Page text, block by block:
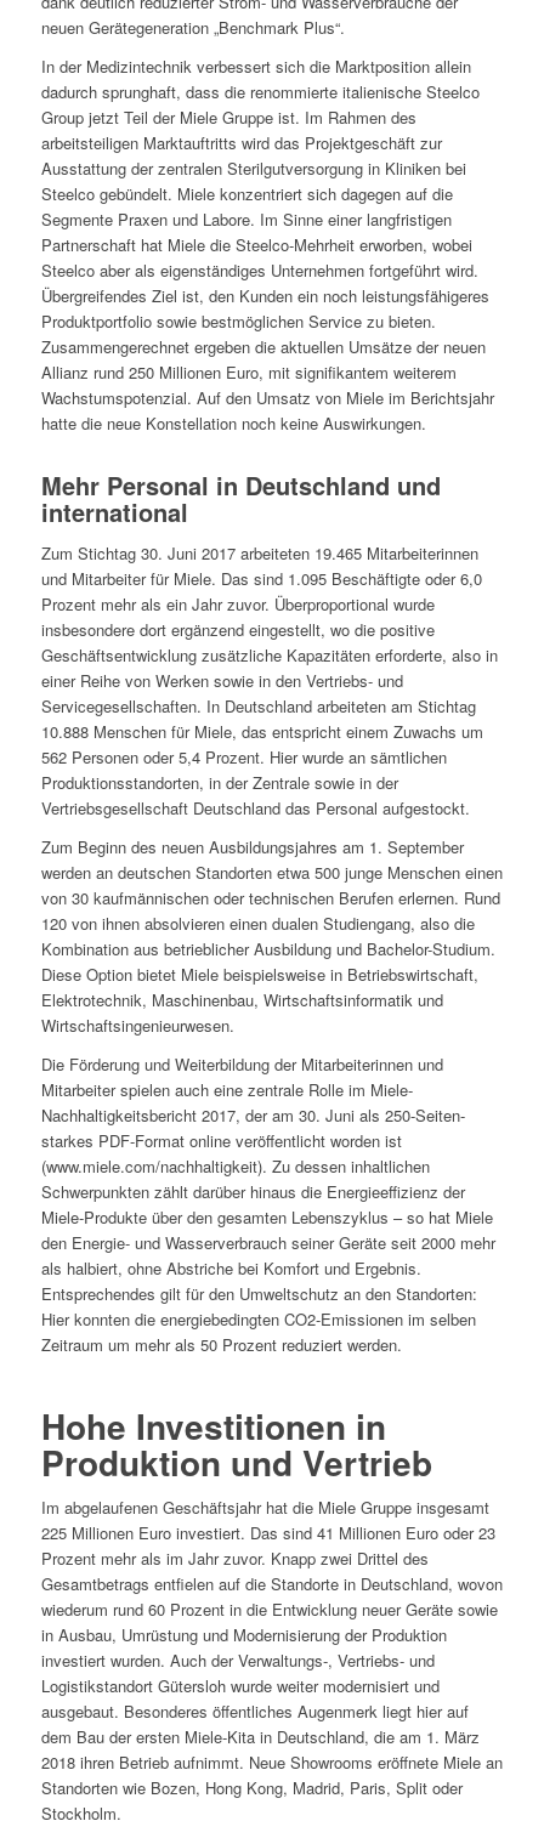
neuen Gerätegeneration „Benchmark Plus“.
In der Medizintechnik verbessert sich die Marktposition allein
dadurch sprunghaft, dass die renommierte italienische Steelco
Group jetzt Teil der Miele Gruppe ist. Im Rahmen des
arbeitsteiligen Marktauftritts wird das Projektgeschäft zur
Ausstattung der zentralen Sterilgutversorgung in Kliniken bei
Steelco gebündelt. Miele konzentriert sich dagegen auf die
Segmente Praxen und Labore. Im Sinne einer langfristigen
Partnerschaft hat Miele die Steelco-Mehrheit erworben, wobei
Steelco aber als eigenständiges Unternehmen fortgeführt wird.
Übergreifendes Ziel ist, den Kunden ein noch leistungsfähigeres
Produktportfolio sowie bestmöglichen Service zu bieten.
Zusammengerechnet ergeben die aktuellen Umsätze der neuen
Allianz rund 250 Millionen Euro, mit signifikantem weiterem
Wachstumspotenzial. Auf den Umsatz von Miele im Berichtsjahr
hatte die neue Konstellation noch keine Auswirkungen.
Mehr Personal in Deutschland und
international
Zum Stichtag 30. Juni 2017 arbeiteten 19.465 Mitarbeiterinnen
und Mitarbeiter für Miele. Das sind 1.095 Beschäftigte oder 6,0
Prozent mehr als ein Jahr zuvor. Überproportional wurde
insbesondere dort ergänzend eingestellt, wo die positive
Geschäftsentwicklung zusätzliche Kapazitäten erforderte, also in
einer Reihe von Werken sowie in den Vertriebs- und
Servicegesellschaften. In Deutschland arbeiteten am Stichtag
10.888 Menschen für Miele, das entspricht einem Zuwachs um
562 Personen oder 5,4 Prozent. Hier wurde an sämtlichen
Produktionsstandorten, in der Zentrale sowie in der
Vertriebsgesellschaft Deutschland das Personal aufgestockt.
Zum Beginn des neuen Ausbildungsjahres am 1. September
werden an deutschen Standorten etwa 500 junge Menschen einen
von 30 kaufmännischen oder technischen Berufen erlernen. Rund
120 von ihnen absolvieren einen dualen Studiengang, also die
Kombination aus betrieblicher Ausbildung und Bachelor-Studium.
Diese Option bietet Miele beispielsweise in Betriebswirtschaft,
Elektrotechnik, Maschinenbau, Wirtschaftsinformatik und
Wirtschaftsingenieurwesen.
Die Förderung und Weiterbildung der Mitarbeiterinnen und
Mitarbeiter spielen auch eine zentrale Rolle im Miele-
Nachhaltigkeitsbericht 2017, der am 30. Juni als 250-Seiten-
starkes PDF-Format online veröffentlicht worden ist
(www.miele.com/nachhaltigkeit). Zu dessen inhaltlichen
Schwerpunkten zählt darüber hinaus die Energieeffizienz der
Miele-Produkte über den gesamten Lebenszyklus – so hat Miele
den Energie- und Wasserverbrauch seiner Geräte seit 2000 mehr
als halbiert, ohne Abstriche bei Komfort und Ergebnis.
Entsprechendes gilt für den Umweltschutz an den Standorten:
Hier konnten die energiebedingten CO2-Emissionen im selben
Zeitraum um mehr als 50 Prozent reduziert werden.
Hohe Investitionen in
Produktion und Vertrieb
Im abgelaufenen Geschäftsjahr hat die Miele Gruppe insgesamt
225 Millionen Euro investiert. Das sind 41 Millionen Euro oder 23
Prozent mehr als im Jahr zuvor. Knapp zwei Drittel des
Gesamtbetrags entfielen auf die Standorte in Deutschland, wovon
wiederum rund 60 Prozent in die Entwicklung neuer Geräte sowie
in Ausbau, Umrüstung und Modernisierung der Produktion
investiert wurden. Auch der Verwaltungs-, Vertriebs- und
Logistikstandort Gütersloh wurde weiter modernisiert und
ausgebaut. Besonderes öffentliches Augenmerk liegt hier auf
dem Bau der ersten Miele-Kita in Deutschland, die am 1. März
2018 ihren Betrieb aufnimmt. Neue Showrooms eröffnete Miele an
Standorten wie Bozen, Hong Kong, Madrid, Paris, Split oder
Stockholm.